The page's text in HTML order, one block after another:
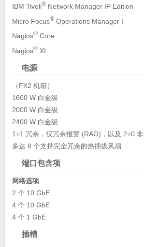
IBM Tivoli®Network Manager IP Edition
Micro Focus®Operations Manager I
Nagios®Core
Nagios®XI
电源
（FX2 机箱）
1600 W 白金级
2000 W 白金级
2400 W 白金级
1+1 冗余，仅冗余报警 (RAO)，以及 2+0
多达 8 个支持完全冗余的热插拔风扇
端口包含项
网络选项
2 个 10 GbE
4 个 10 GbE
4 个 1 GbE
插槽